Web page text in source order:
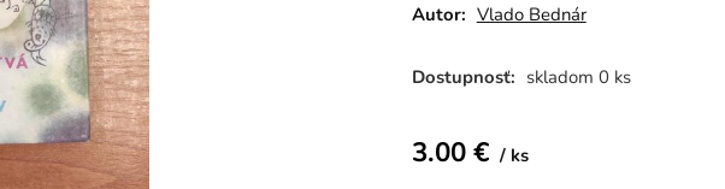
Autor: Vlado Bednár
Dostupnosť: skladom 0 ks
3.00€ ks